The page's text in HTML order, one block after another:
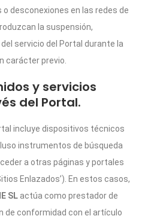
desconexiones en las redes de
la suspensión,
servicio del Portal durante la
carácter previo.
y servicios
del Portal.
incluye dispositivos técnicos
instrumentos de búsqueda
a otras páginas y portales
Enlazados’). En estos casos,
SL actúa como prestador de
de conformidad con el artículo